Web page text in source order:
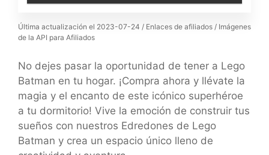
Última actualización el 2023-07-24 / Enlaces de afiliados / Imágenes
de la API para Afiliados
No dejes pasar la oportunidad de tener a Lego
Batman en tu hogar. ¡Compra ahora y llévate la
magia y el encanto de este icónico superhéroe
a tu dormitorio! Vive la emoción de construir tus
sueños con nuestros Edredones de Lego
Batman y crea un espacio único lleno de